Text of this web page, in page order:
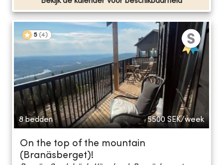
5 (4)
8 bedden 5500 SEK/week
On the top of the mountain
(Branäsberget)!